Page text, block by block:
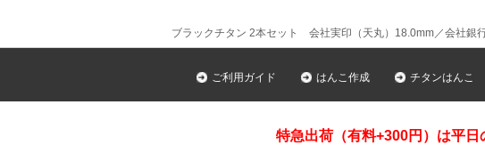
ブラックチタン 2本セット 会社実印（天丸）18.0mm／会社銀
ご利用ガイド はんこ作成 チタンはんこ
特急出荷（有料+300円）は平